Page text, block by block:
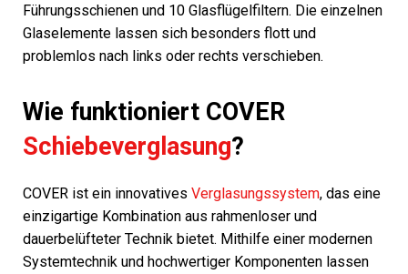
Führungsschienen und 10 Glasflügelfiltern. Die einzelnen
Glaselemente lassen sich besonders flott und
problemlos nach links oder rechts verschieben.
Wie funktioniert COVER
Schiebeverglasung?
COVER ist ein innovatives Verglasungssystem, das eine
einzigartige Kombination aus rahmenloser und
dauerbelüfteter Technik bietet. Mithilfe einer modernen
Systemtechnik und hochwertiger Komponenten lassen